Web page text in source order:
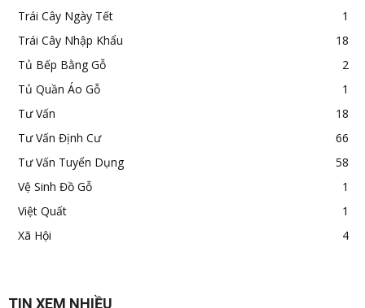
Trái Cây Ngày Tết
1
Trái Cây Nhập Khẩu
18
Tủ Bếp Bằng Gỗ
2
Tủ Quần Áo Gỗ
1
Tư Vấn
18
Tư Vấn Định Cư
66
Tư Vấn Tuyển Dụng
58
Vệ Sinh Đồ Gỗ
1
Việt Quất
1
Xã Hội
4
TIN XEM NHIỀU